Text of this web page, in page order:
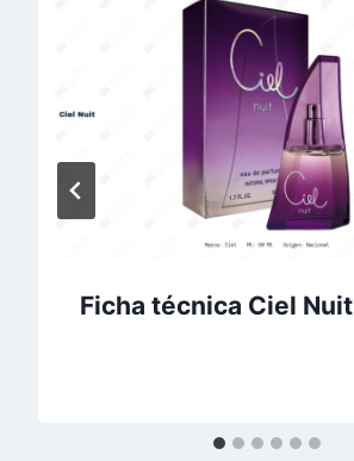
Ficha técnica Ciel Nuit